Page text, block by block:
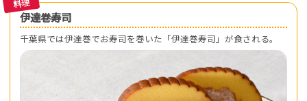
伊達巻寿司
千葉県では伊達巻でお寿司を巻いた「伊達巻寿司」が食される。